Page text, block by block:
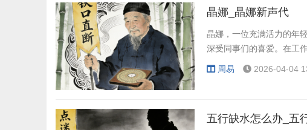
晶娜_晶娜新声代
晶娜，一位充满活力的年
深受同事们的喜爱。在工
周易 2026-04-04
五行缺水怎么办_五